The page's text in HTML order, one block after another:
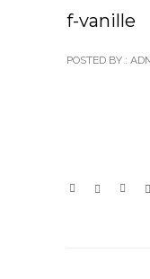
f-vanille
POSTED BY :